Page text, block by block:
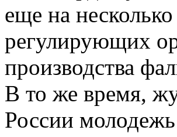
еще на
регулирующих
производства
В то же время,
России